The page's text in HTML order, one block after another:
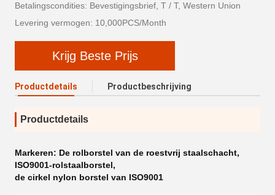
Betalingscondities: Bevestigingsbrief, T / T, Western Union
Levering vermogen: 10,000PCS/Month
Krijg Beste Prijs
Productdetails Productbeschrijving
Productdetails
Markeren: De rolborstel van de roestvrij staalschacht,
ISO9001-rolstaalborstel,
de cirkel nylon borstel van ISO9001